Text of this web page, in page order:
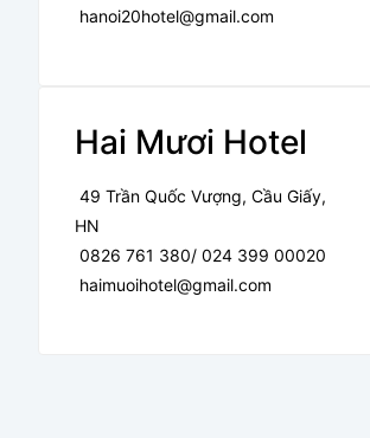
hanoi20hotel@gmail.com
Hai Mươi Hotel
49 Trần Quốc Vượng, Cầu Giấy,
HN
0826 761 380/ 024 399 00020
haimuoihotel@gmail.com